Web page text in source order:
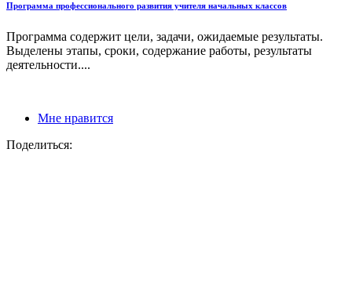
Программа профессионального развития учителя начальных классов
Программа содержит цели, задачи, ожидаемые результаты.
Выделены этапы, сроки, содержание работы, результаты
деятельности....
Мне нравится
Поделиться: